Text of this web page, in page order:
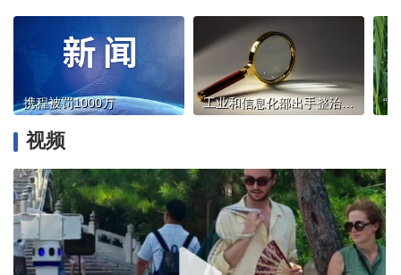
携程被罚1000万 工业和信息化部出手整治App信息窗口乱跳转
视频